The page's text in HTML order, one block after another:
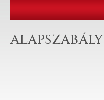
ALAPSZABÁLY